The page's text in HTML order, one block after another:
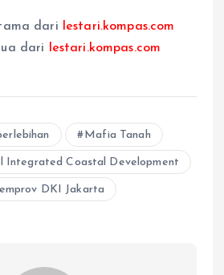
dari
lestari.kompas.com
dari
lestari.kompas.com
Mafia Tanah
Integrated Coastal Development
DKI Jakarta